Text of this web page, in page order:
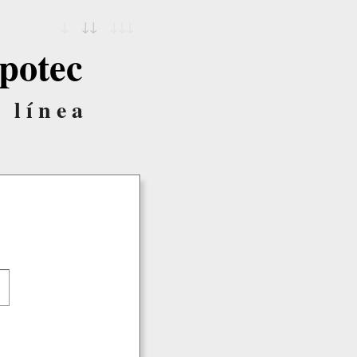
↓↓
línea